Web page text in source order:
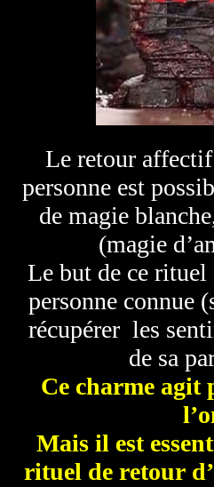
Le retour
personne est
de magie
(magie
Le but de ce rituel
personne connue
récupérer les
de sa
Ce charme agit
Mais il est
rituel de retour